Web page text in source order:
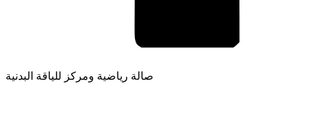
صالة رياضية ومركز للياقة البدنية